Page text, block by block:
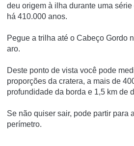
deu origem à ilha durante uma
há 410.000 anos.
Pegue a trilha até o Cabeço Gordo
aro.
Deste ponto de vista você pode
proporções da cratera, a mais de
profundidade da borda e 1,5 km de
Se não quiser sair, pode partir para
perímetro.